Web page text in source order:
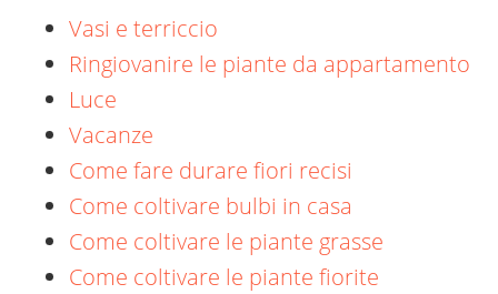
Vasi e terriccio
Ringiovanire le piante da appartamento
Luce
Vacanze
Come fare durare fiori recisi
Come coltivare bulbi in casa
Come coltivare le piante grasse
Come coltivare le piante fiorite